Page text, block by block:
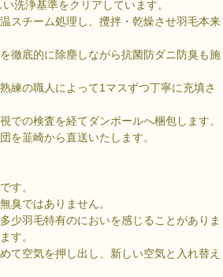
洗浄基準をクリアしています。
スチーム処理し、攪拌・乾燥させ羽毛本来
徹底的に除塵しながら抗菌防ダニ防臭も施
練の職人によって1マスずつ丁寧に充填さ
での検査を経てダンボールへ梱包します。
を韮崎から直送いたします。
す。
臭ではありません。
少羽毛特有のにおいを感じることがありま
す。
て空気を押し出し、新しい空気と入れ替え